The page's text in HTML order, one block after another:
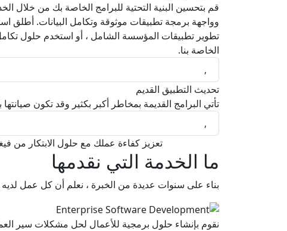
قم بتحسين البنية التحتية للبرامج الخاصة بك من خلال
وواجهة برمجة تطبيقات موثوقة وتكامل البيانات. أطلق
تطوير تطبيقات المؤسسة الشامل ، أو استخدم حلول
الخاصة بنا.
,
تحديث التطبيق القديم
تأتي البرامج القديمة بمخاطر أكبر بكثير وقد تكون
,
تعزيز كفاءة عملك مع حلول الابتكار من
ما الخدمة التي نقدمها
بناء على سنوات عديدة من الخبرة ، نعلم أن كل عمل
نقوم بإنشاء حلول برمجية للأعمال لحل مشكلات سير